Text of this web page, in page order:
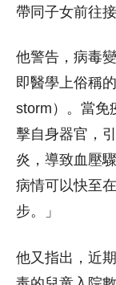
帶同子女前往
他警告，病毒
即醫學上俗稱
storm）。當免
擊自身器官，
炎，導致血壓
病情可以快至
步。」
他又指出，近